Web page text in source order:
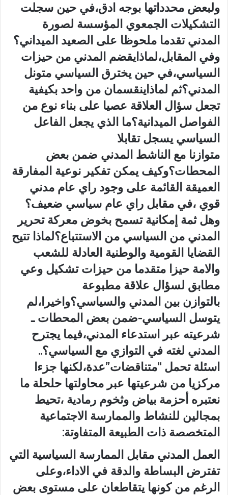
ولبعض محدداتها بوجه ادق،في حين سجلت
التشكيلات الجمعوي المؤسسة لصورة
المدني تقدما ملحوظا على الصعيد الميداني؟
وفي المقابل،لماذايقضم المدني من حيزات
السياسي،في حين يخترق السياسي متونل
المدني؟ثم لماذاينقسمان من واحد بكيفية
تجعل سؤال العلاقة عصيا على بناء نوع من
الفواصل الميدانية؟ما الذي يجعل الفاعل
السياسي يسجل تقابلا
متوازنا مع الناشط المدني ضمن بعض
المحطات؟وكيف يمكن تفكير نوعية المفارقة
العميقة القائمة على وجود راي عام مدني
قوي ،في مقابل راي عام سياسي ضعيف؟
وهل ثمة إمكانية تسمح بخوض معركة تحرير
المدني من السياسي من الاستتباع؟لماذا تتيح
القضايا القومية والوطنية العادلة للشعب
والامة حيزا متقدما من حيزات تشكيل وعي
مطابق لسؤال علاقة مطبوعة
بالتوازن بين المدني والسياسي؟واخيرا،لم
يتوسل السياسي-ضمن بعض المحطات ـ
شرعيته عبر استدعاء المدني،فيما يجترح
المدني لغته في التوازي مع السياسي؟..
اسئلة تحمل “متناقضات”عدة،لكنها جزءا
مركزيا من شرعيتها عبر محاولتها حلحلة ما
نعتبره أحزمة بياض وثخوم رمادية ،تحيط
بمجالين للنشاط والممارسة الاجتماعية
المتخصصة ذات الطبيعة المتفاوتة:
العمل المدني مقابل الممارسة السياسية التي
تفترض البساطة والدقة في الاداء،وعلى
الرغم من كونها يتقاطعان على مستوى بعض